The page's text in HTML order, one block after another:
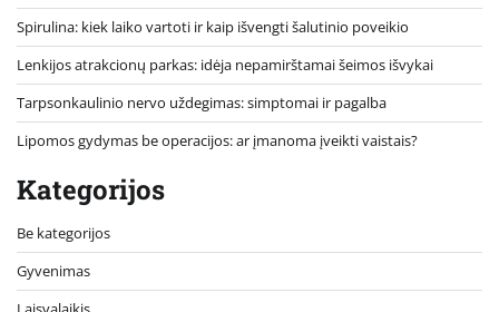
Spirulina: kiek laiko vartoti ir kaip išvengti šalutinio poveikio
Lenkijos atrakcionų parkas: idėja nepamirštamai šeimos išvykai
Tarpsonkaulinio nervo uždegimas: simptomai ir pagalba
Lipomos gydymas be operacijos: ar įmanoma įveikti vaistais?
Kategorijos
Be kategorijos
Gyvenimas